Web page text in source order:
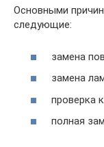
Основными
следующие:
замена
замена
проверка
полная